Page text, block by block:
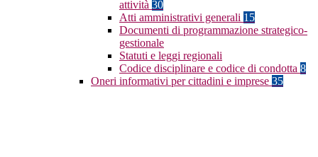
attività 30
Atti amministrativi generali 15
Documenti di programmazione strategico-
gestionale
Statuti e leggi regionali
Codice disciplinare e codice di condotta 8
Oneri informativi per cittadini e imprese 35